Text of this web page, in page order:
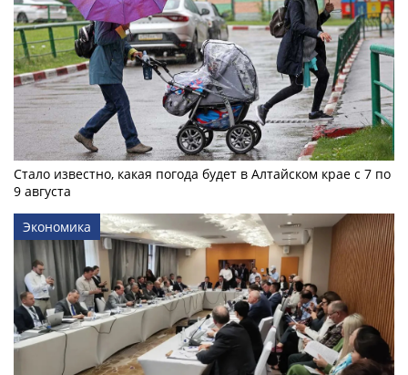
Стало известно, какая погода будет в Алтайском крае с 7 по
9 августа
Экономика